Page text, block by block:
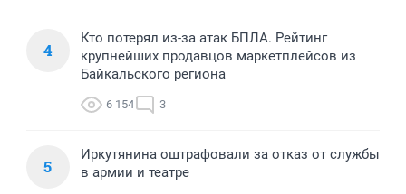
4
Кто потерял из-за атак БПЛА. Рейтинг
крупнейших продавцов маркетплейсов из
Байкальского региона
6 154 3
5
Иркутянина оштрафовали за отказ от службы
в армии и театре